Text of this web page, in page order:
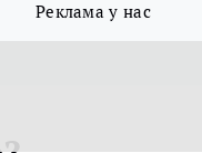
Реклама у нас